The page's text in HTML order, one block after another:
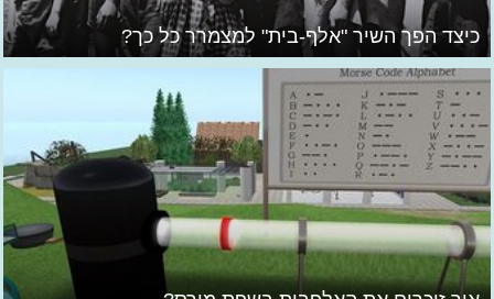
כיצד הפך השיר "אלף-בית" למצמרר כל כך?